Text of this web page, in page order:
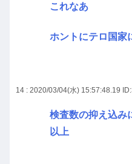
これなあ
ホントにテロ国家
14 : 2020/03/04(水) 15:57:48.19
検査数の抑え込み
以上